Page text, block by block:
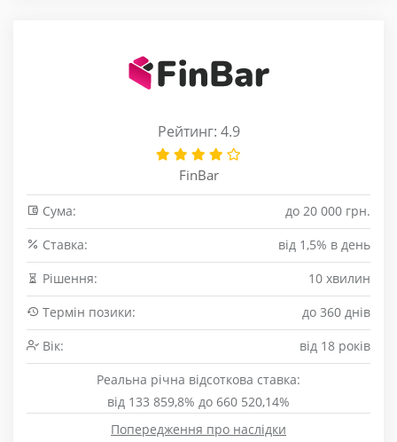
Рейтинг: 4.9
FinBar
Сума:
до 20 000 грн.
Cтавка:
від 1,5% в день
Рішення:
10 хвилин
Термін позики:
до 360 днів
Вік:
від 18 років
Реальна річна відсоткова ставка:
від 133 859,8% до 660 520,14%
Попередження про наслідки